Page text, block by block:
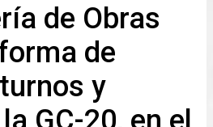
de Obras
de
y